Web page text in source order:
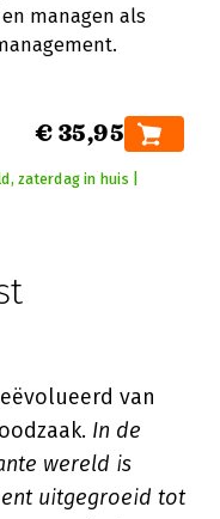
managen als
€ 35,95
zaterdag in huis |
van
In de
wereld is
uitgegroeid tot